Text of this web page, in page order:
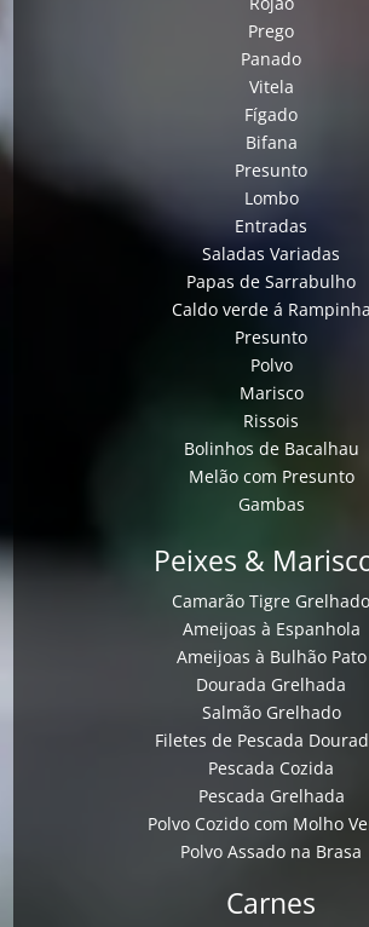
Prego
Panado
Vitela
Fígado
Bifana
Presunto
Lombo
Entradas
Saladas Variadas
Papas de Sarrabulho
Caldo verde á Rampinha
Presunto
Polvo
Marisco
Rissois
Bolinhos de Bacalhau
Melão com Presunto
Gambas
Peixes &
Camarão Tigre Grelhado
Ameijoas à Espanhola
Ameijoas à Bulhão Pato
Dourada Grelhada
Salmão Grelhado
Filetes de Pescada
Pescada Cozida
Pescada Grelhada
Polvo Cozido com Molho
Polvo Assado na Brasa
Carnes